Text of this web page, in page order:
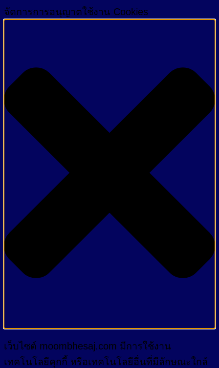
จัดการการอนุญาตใช้งาน Cookies
เว็บไซต์ moombhesaj.com มีการใช้งาน
เทคโนโลยีคุกกี้ หรือเทคโนโลยีอื่นที่มีลักษณะใกล้